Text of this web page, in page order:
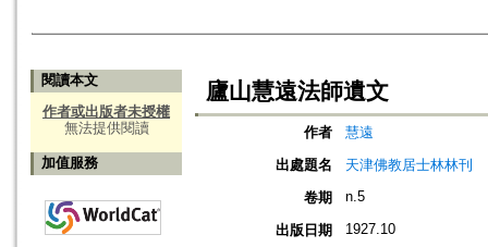
閱讀本文
作者或出版者未授權
無法提供閱讀
加值服務
廬山慧遠法師遺文
作者
慧遠
出處題名
天津佛教居士林林刊
卷期
n.5
出版日期 1927.10